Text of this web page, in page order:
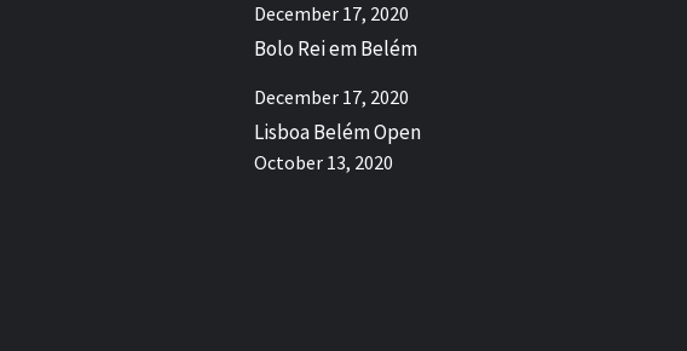
December 17, 2020
Bolo Rei em Belém
December 17, 2020
Lisboa Belém Open
October 13, 2020